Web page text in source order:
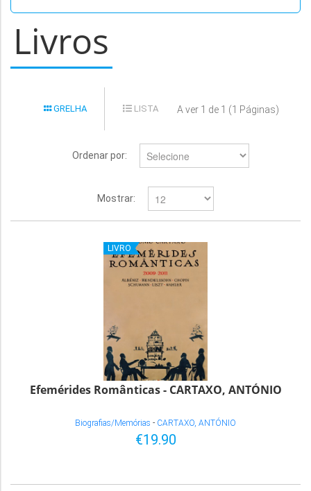
Livros
GRELHA LISTA A ver 1 de 1 (1 Páginas)
Ordenar por:
Mostrar:
LIVRO
Efemérides Românticas - CARTAXO, ANTÓNIO
Biografias/Memórias - CARTAXO, ANTÓNIO
€19.90